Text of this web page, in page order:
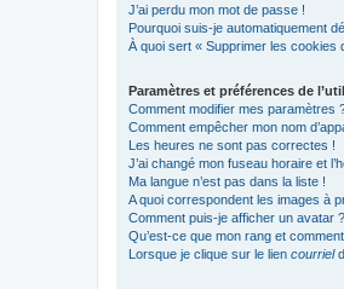
J’ai perdu mon mot de passe !
Pourquoi suis-je automatiquement
À quoi sert « Supprimer les cookies
Paramètres et préférences de
Comment modifier mes paramètres
Comment empêcher mon nom
Les heures ne sont pas correctes !
J’ai changé mon fuseau horaire et
Ma langue n’est pas dans la liste !
A quoi correspondent les images à
Comment puis-je afficher un avatar ?
Qu’est-ce que mon rang et
Lorsque je clique sur le lien courriel